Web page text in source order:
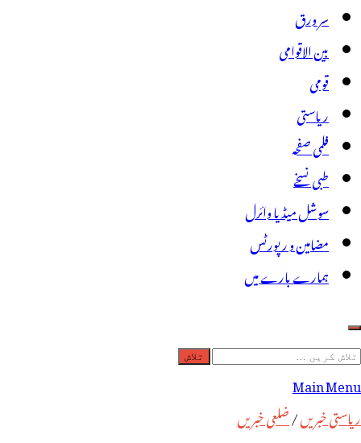
سر ورق
بین الاقوامی
قومی
ریاستی
فلمی صفحہ
طبی نسخے
سوشل میڈیا وائرل
مضامین و رپورٹس
ہمارے بارے میں
تلاش
کریں
برائے:
Main Menu
ریاستی خبریں/ضلعی خبریں